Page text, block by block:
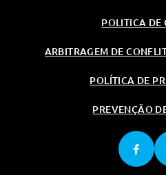
POLITICA DE
ARBITRAGEM DE
POLÍTICA DE
PREVENÇÃO